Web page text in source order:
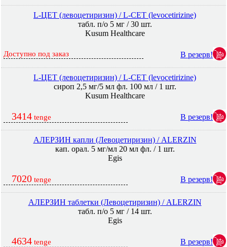
L-ЦЕТ (левоцетиризин) / L-СET (levocetirizine)
табл. п/о 5 мг / 30 шт.
Kusum Healthcare
Доступно под заказ В резерв!
L-ЦЕТ (левоцетиризин) / L-СET (levocetirizine)
сироп 2,5 мг/5 мл фл. 100 мл / 1 шт.
Kusum Healthcare
3414 tenge В резерв!
АЛЕРЗИН капли (Левоцетиризин) / ALERZIN
кап. орал. 5 мг/мл 20 мл фл. / 1 шт.
Egis
7020 tenge В резерв!
АЛЕРЗИН таблетки (Левоцетиризин) / ALERZIN
табл. п/о 5 мг / 14 шт.
Egis
4634 tenge В резерв!